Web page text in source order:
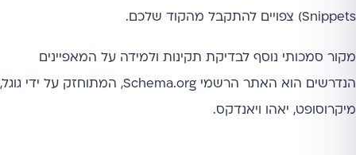
Snippets) צפויים להתקבל מהקוד שלכם.
מקור סמכותי נוסף לבדיקת תקינות ולמידה על המאפיינים
הנדרשים הוא האתר הרשמי Schema.org, המתוחזק על ידי גוגל,
מיקרוסופט, יאהו ויאנדקס.